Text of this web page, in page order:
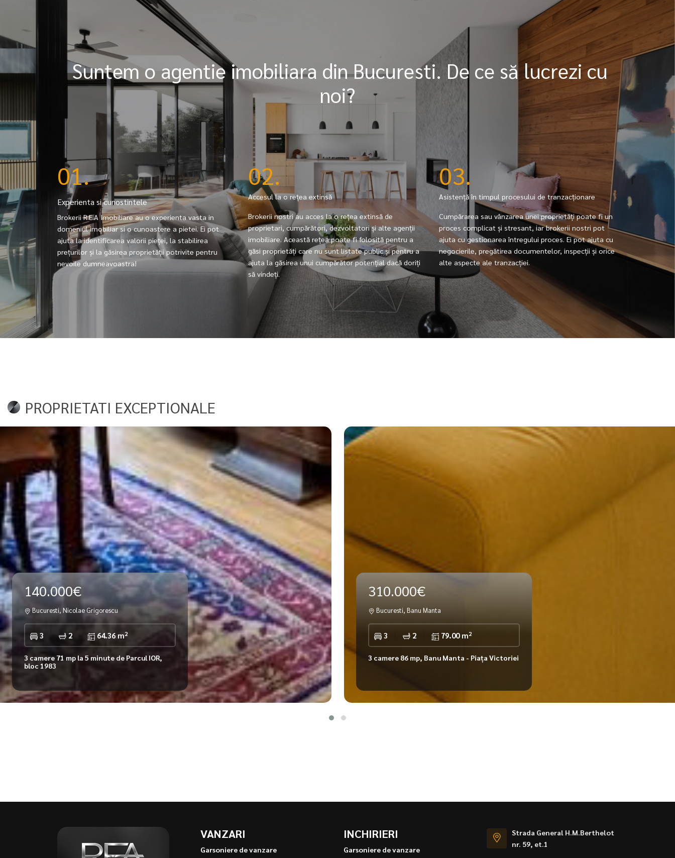
Suntem o agentie imobiliara din Bucuresti. De ce să lucrezi cu
noi?
01.
Experienta si cunostintele
Brokerii R.E.A Imobiliare au o experienta vasta in
domeniul imobiliar si o cunoastere a pietei. Ei pot
ajuta la identificarea valorii pieței, la stabilirea
prețurilor și la găsirea proprietății potrivite pentru
nevoile dumneavoastra!
02.
Accesul la o rețea extinsă
Brokerii nostri au acces la o rețea extinsă de
proprietari, cumpărători, dezvoltatori și alte agenții
imobiliare. Această rețea poate fi folosită pentru a
găsi proprietăți care nu sunt listate public și pentru a
ajuta la găsirea unui cumpărător potențial dacă doriți
să vindeți.
03.
Asistență în timpul procesului de tranzacționare
Cumpărarea sau vânzarea unei proprietăți poate fi un
proces complicat și stresant, iar brokerii nostri pot
ajuta cu gestionarea întregului proces. Ei pot ajuta cu
negocierile, pregătirea documentelor, inspecții și orice
alte aspecte ale tranzacției.
PROPRIETATI EXCEPTIONALE
140.000€
Bucuresti, Nicolae Grigorescu
3 2 64.36 m2
3 camere 71 mp la 5 minute de Parcul IOR,
bloc 1983
310.000€
Bucuresti, Banu Manta
3 2 79.00 m2
3 camere 86 mp, Banu Manta - Piața Victoriei
VANZARI
Garsoniere de vanzare
INCHIRIERI
Garsoniere de vanzare
Strada General H.M.Berthelot
nr. 59, et.1